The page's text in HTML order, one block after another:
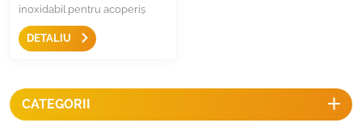
inoxidabil pentru acoperiș
trapezoidal
DETALIU
CATEGORII